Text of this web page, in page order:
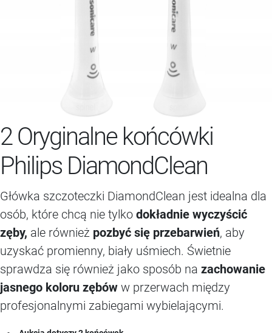
2 Oryginalne końcówki
Philips DiamondClean
Główka szczoteczki DiamondClean jest idealna dla
osób, które chcą nie tylko dokładnie wyczyścić
zęby, ale również pozbyć się przebarwień, aby
uzyskać promienny, biały uśmiech. Świetnie
sprawdza się również jako sposób na zachowanie
jasnego koloru zębów w przerwach między
profesjonalnymi zabiegami wybielającymi.